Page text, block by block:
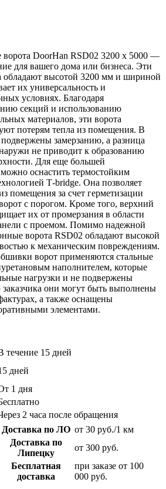
DoorHan RSD02 3200 х 5000 —
для вашего дома или бизнеса. Эти
обладают высотой 3200 мм и шириной
их универсальность и
условиях. Благодаря
секций и использованию
материалов, эти ворота
потерям тепла из помещения. В
замерзанию, а разница
не приводит к образованию
Для еще большей
оснастить термостойким
Т-bridge. Она позволяет
помещения за счет герметизации
с порогом. Кроме того, верхний
их от промерзания в области
с проемом. Помимо надежной
ворота RSD02 обладают высокой
к механическим повреждениям.
ворот применяются стальные
наполнителем, которые
нагрузки и не подвержены
они могут быть выполнены
а также оснащены
элементами.
течение 15 дней
дней
1 дня
2 часа после обращения
Доставка по ЛО от 30 руб./1 км
Доставка по
Липецку
от 300 руб.
Бесплатная
доставка
при заказе от 100
000 руб.